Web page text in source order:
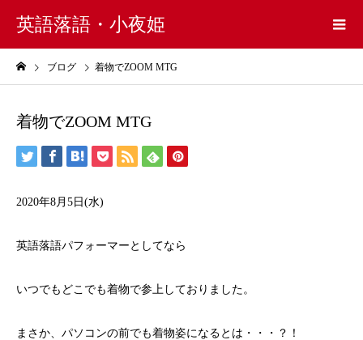
英語落語・小夜姫
ブログ 着物でZOOM MTG
着物でZOOM MTG
2020年8月5日(水)
英語落語パフォーマーとしてなら
いつでもどこでも着物で参上しておりました。
まさか、パソコンの前でも着物姿になるとは・・・？！